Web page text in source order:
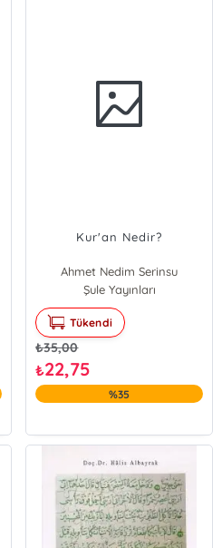
Kur'an Nedir?
Ahmet Nedim Serinsu
Şule Yayınları
Tükendi
₺35,00
₺22,75
%35